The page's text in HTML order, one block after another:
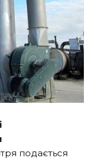
подається